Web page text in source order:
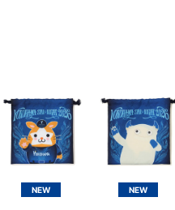
NEW NEW